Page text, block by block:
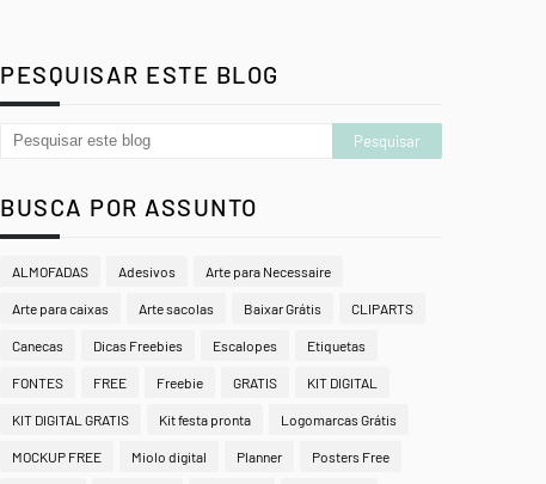
PESQUISAR ESTE BLOG
BUSCA POR ASSUNTO
ALMOFADAS Adesivos Arte para Necessaire
Arte para caixas Arte sacolas Baixar Grátis CLIPARTS
Canecas Dicas Freebies Escalopes Etiquetas
FONTES FREE Freebie GRATIS KIT DIGITAL
KIT DIGITAL GRATIS Kit festa pronta Logomarcas Grátis
MOCKUP FREE Miolo digital Planner Posters Free